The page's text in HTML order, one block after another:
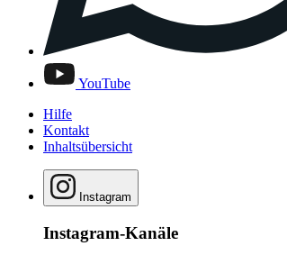
YouTube
Hilfe
Kontakt
Inhaltsübersicht
Instagram
Instagram-Kanäle